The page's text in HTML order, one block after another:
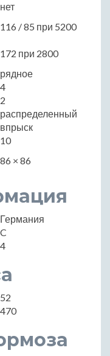
нет
116 / 85 при 5200
172 при 2800
рядное
4
2
распределенный
впрыск
10
86 × 86
Германия
C
4
52
470